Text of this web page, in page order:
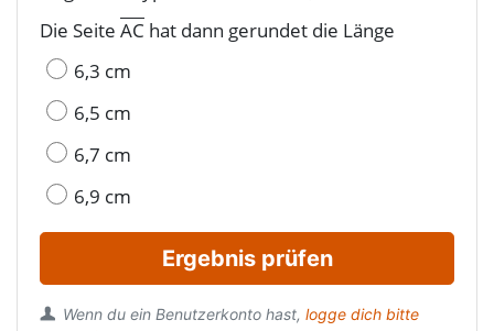
Die Seite AC hat dann gerundet die Länge
6,3 cm
6,5 cm
6,7 cm
6,9 cm
Ergebnis prüfen
Wenn du ein Benutzerkonto hast, logge dich bitte